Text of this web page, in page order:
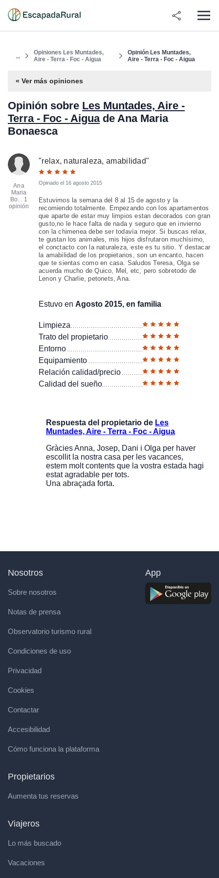
...
Opiniones Les Muntades,
Aire - Terra - Foc - Aigua
Opinión Les Muntades,
Aire - Terra - Foc - Aigua
« Ver más opiniones
Opinión sobre Les Muntades, Aire -
Terra - Foc - Aiguade Ana Maria
Bonaesca
Ana
Maria
Bo... 1
opinión
"relax, naturaleza, amabilidad"
Opinado el 16 agosto 2015
Estuvimos la semana del 8 al 15 de agosto y la
recomiendo totalmente. Empezando con los apartamentos
que aparte de estar muy limpios estan decorados con gran
gusto,no le hace falta de nada y seguro que en invierno
con la chimenea debe ser todavía mejor. Si buscas relax,
te gustan los animales, mis hijos disfrutaron muchísimo,
el conctacto con la naturaleza, este es tu sitio. Y destacar
la amabilidad de los propietarios, son un encanto, hacen
que te sientas como en casa. Saludos Teresa, Olga se
acuerda mucho de Quico, Mel, etc, pero sobretodo de
Lenon y Charlie, petonets, Ana.
Estuvo en Agosto 2015, en familia
Limpieza
Trato del propietario
Entorno
Equipamiento
Relación calidad/precio
Calidad del sueño
Respuesta del propietario de Les
Muntades, Aire - Terra - Foc - Aigua
Gràcies Anna, Josep, Dani i Olga per haver
escollit la nostra casa per les vacances,
estem molt contents que la vostra estada hagi
estat agradable per tots.
Una abraçada forta.
Nosotros
Sobre nosotros
Notas de prensa
Observatorio turismo rural
Condiciones de uso
Privacidad
Cookies
Contactar
Accesibilidad
Cómo funciona la plataforma
Propietarios
Aumenta tus reservas
Viajeros
Lo más buscado
Vacaciones
App